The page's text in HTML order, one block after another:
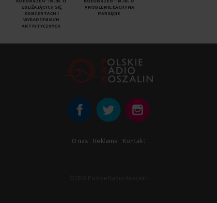
ZBLIŻAJĄCYCH SIĘ
KONCERTACH I
WYDARZENIACH
ARTYSTYCZNYCH
PROBLEMIE ŁACHY NA
PARSĘCIE
O nas Reklama Kontakt